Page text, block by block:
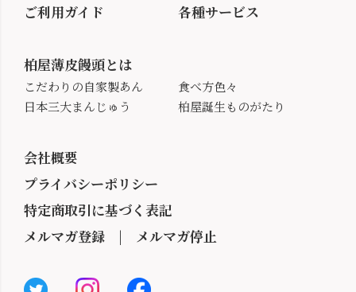
ご利用ガイド 各種サービス
柏屋薄皮饅頭とは
こだわりの自家製あん
日本三大まんじゅう
食べ方色々
柏屋誕生ものがたり
会社概要
プライバシーポリシー
特定商取引に基づく表記
メルマガ登録 | メルマガ停止